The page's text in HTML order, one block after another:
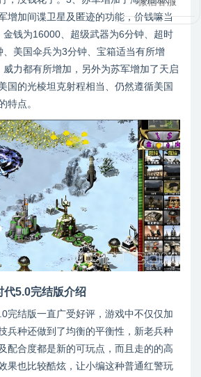
增加间谍卫星及匿迹的功能，价钱嘛当
钱为16000、超级武器为6分钟、超时
、美国伞兵为3分钟、宝箱适当有所增
力都有所增加，另外为苏军增加了天启
国的光棱坦克射程相当、仍然遵循美国
特点。
代5.0完结版介绍
完结版一直广受好评，游戏中不仅仅加
兵种还做到了均衡的平衡性，新老兵种
配合度都是新的可玩点，而且走的的高
果也比较酷炫，让小编这种普通红警玩